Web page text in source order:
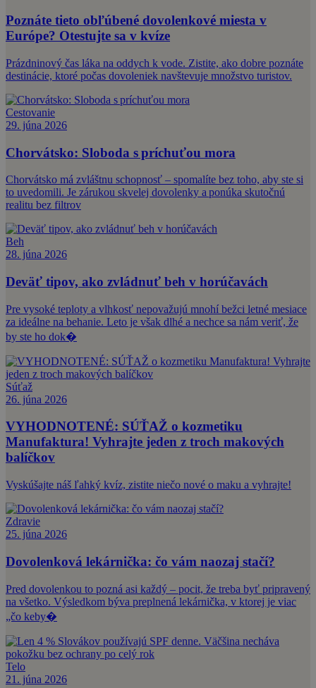
Poznáte tieto obľúbené dovolenkové miesta v
Európe? Otestujte sa v kvíze
Prázdninový čas láka na oddych k vode. Zistite, ako dobre poznáte
destinácie, ktoré počas dovoleniek navštevuje množstvo turistov.
Cestovanie
29. júna 2026
Chorvátsko: Sloboda s príchuťou mora
Chorvátsko má zvláštnu schopnosť – spomalíte bez toho, aby ste si
to uvedomili. Je zárukou skvelej dovolenky a ponúka skutočnú
realitu bez filtrov
Beh
28. júna 2026
Deväť tipov, ako zvládnuť beh v horúčavách
Pre vysoké teploty a vlhkosť nepovažujú mnohí bežci letné mesiace
za ideálne na behanie. Leto je však dlhé a nechce sa nám veriť, že
by ste ho dok�
Súťaž
26. júna 2026
VYHODNOTENÉ: SÚŤAŽ o kozmetiku
Manufaktura! Vyhrajte jeden z troch makových
balíčkov
Vyskúšajte náš ľahký kvíz, zistite niečo nové o maku a vyhrajte!
Zdravie
25. júna 2026
Dovolenková lekárnička: čo vám naozaj stačí?
Pred dovolenkou to pozná asi každý – pocit, že treba byť pripravený
na všetko. Výsledkom býva preplnená lekárnička, v ktorej je viac
„čo keby�
Telo
21. júna 2026